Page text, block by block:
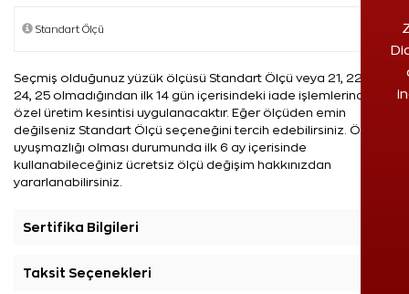
Seçmiş olduğunuz yüzük ölçüsü Standart Ölçü veya 21, 22, 23,
24, 25 olmadığından ilk 14 gün içerisindeki iade işlemlerinde %5
özel üretim kesintisi uygulanacaktır. Eğer ölçüden emin
değilseniz Standart Ölçü seçeneğini tercih edebilirsiniz. Ölçü
uyuşmazlığı olması durumunda ilk 6 ay içerisinde
kullanabileceğiniz ücretsiz ölçü değişim hakkınızdan
yararlanabilirsiniz.
Sertifika Bilgileri
Taksit Seçenekleri